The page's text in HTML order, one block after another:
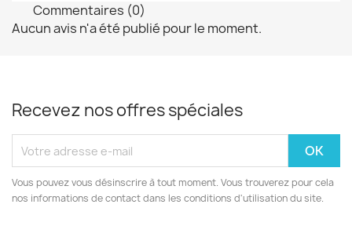
Commentaires (0)
Aucun avis n'a été publié pour le moment.
Recevez nos offres spéciales
Vous pouvez vous désinscrire à tout moment. Vous trouverez pour cela
nos informations de contact dans les conditions d'utilisation du site.